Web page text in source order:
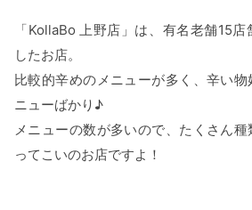
「KollaBo 上野店」は、有名老舗15
したお店。
比較的辛めのメニューが多く、辛い
ニューばかり♪
メニューの数が多いので、たくさん
ってこいのお店ですよ！